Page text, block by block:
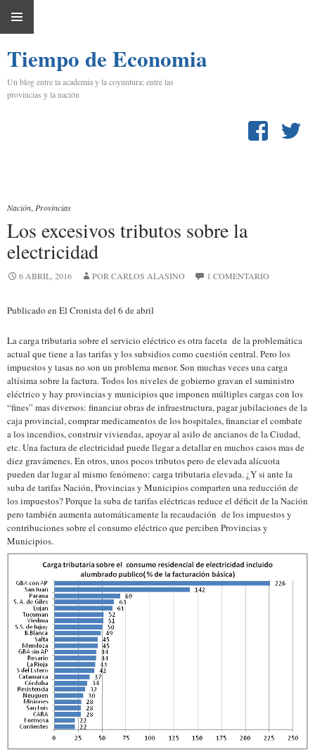
PRINCIPAL
CONTENIDO
Tiempo de Economia
Un blog entre la academia y la coyuntura; entre las
provincias y la nación
Nación, Provincias
Los excesivos tributos sobre la
electricidad
6 ABRIL, 2016 POR CARLOS ALASINO 1 COMENTARIO
Publicado en El Cronista del 6 de abril
La carga tributaria sobre el servicio eléctrico es otra faceta de la problemática
actual que tiene a las tarifas y los subsidios como cuestión central. Pero los
impuestos y tasas no son un problema menor. Son muchas veces una carga
altísima sobre la factura. Todos los niveles de gobierno gravan el suministro
eléctrico y hay provincias y municipios que imponen múltiples cargas con los
“fines” mas diversos: financiar obras de infraestructura, pagar jubilaciones de la
caja provincial, comprar medicamentos de los hospitales, financiar el combate
a los incendios, construir viviendas, apoyar al asilo de ancianos de la Ciudad,
etc. Una factura de electricidad puede llegar a detallar en muchos casos mas de
diez gravámenes. En otros, unos pocos tributos pero de elevada alícuota
pueden dar lugar al mismo fenómeno: carga tributaria elevada. ¿Y si ante la
suba de tarifas Nación, Provincias y Municipios comparten una reducción de
los impuestos? Porque la suba de tarifas eléctricas reduce el déficit de la Nación
pero también aumenta automáticamente la recaudación de los impuestos y
contribuciones sobre el consumo eléctrico que perciben Provincias y
Municipios.